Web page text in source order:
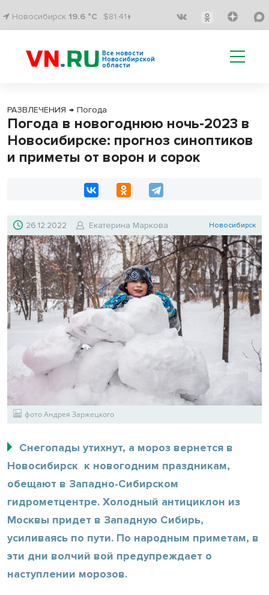
Новосибирск 19.6 °C $81.41↑
Все новости
Новосибирской
области
РАЗВЛЕЧЕНИЯ → Погода
Погода в новогоднюю ночь-2023 в
Новосибирске: прогноз синоптиков
и приметы от ворон и сорок
26.12.2022 Екатерина Маркова Новосибирск
фото Андрея Заржецкого
Снегопады утихнут, а мороз вернется в
Новосибирск к новогодним праздникам,
обещают в Западно-Сибирском
гидрометцентре. Холодный антициклон из
Москвы придет в Западную Сибирь,
усиливаясь по пути. По народным приметам, в
эти дни волчий вой предупреждает о
наступлении морозов.